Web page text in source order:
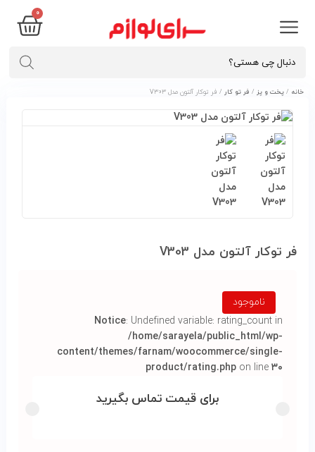
۰
خانه / پخت و پز / فر تو کار / فر توکار آلتون مدل V303
فر توکار آلتون مدل V303
ناموجود
Notice: Undefined variable: rating_count in
/home/sarayela/public_html/wp-
content/themes/farnam/woocommerce/single-
product/rating.php on line۳۰
برای قیمت تماس بگیرید